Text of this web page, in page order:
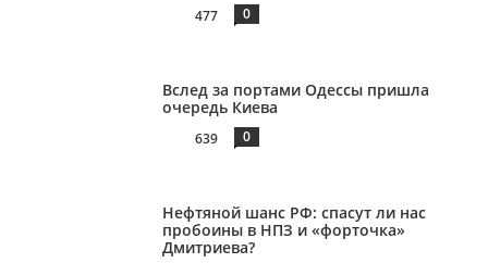
477 0
Вслед за портами Одессы пришла
очередь Киева
639 0
Нефтяной шанс РФ: спасут ли нас
пробоины в НПЗ и «форточка»
Дмитриева?